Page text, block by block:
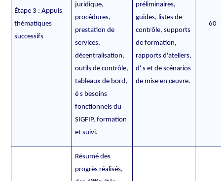
Étape 3 : Appuis
thématiques
successifs
juridique,
procédures,
prestation de
services,
décentralisation,
outils de contrôle,
tableaux de bord,
é s besoins
fonctionnels du
SIGFIP, formation
et suivi.
préliminaires,
guides, listes de
contrôle, supports
de formation,
rapports d'ateliers,
d' s et de scénarios
de mise en œuvre.
60
Résumé des
progrès réalisés,